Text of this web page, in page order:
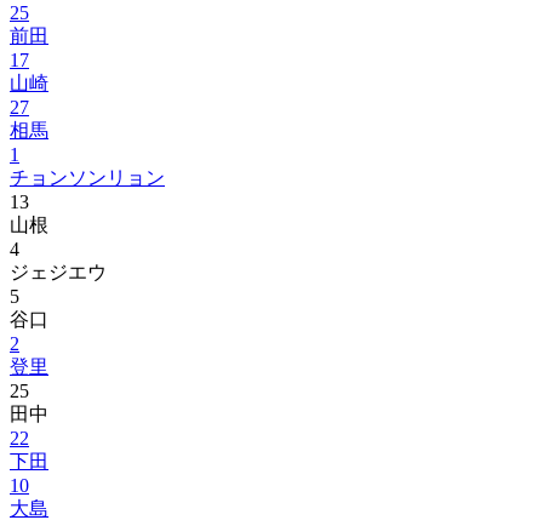
25
前田
17
山崎
27
相馬
1
チョンソンリョン
13
山根
4
ジェジエウ
5
谷口
2
登里
25
田中
22
下田
10
大島